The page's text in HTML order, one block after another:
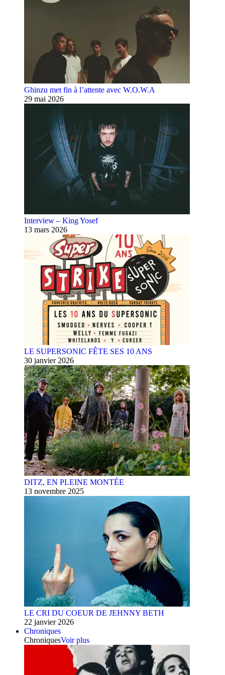
Ghinzu met fin à l’attente avec W.O.W.A
29 mai 2026
Interview – King Yosef
13 mars 2026
LE SUPERSONIC FÊTE SES 10 ANS
30 janvier 2026
DITZ, EN PLEINE MONTÉE
13 novembre 2025
LE CRI DU COEUR DE JEHNNY BETH
22 janvier 2026
Chroniques
ChroniquesVoir plus